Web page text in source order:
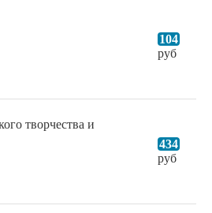
104
руб
творчества и
434
руб